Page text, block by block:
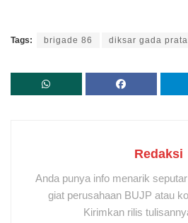
Tags: brigade 86 diksar gada
Redaksi
Anda punya info menarik
giat perusahaan BUJP atau
Kirimkan rilis